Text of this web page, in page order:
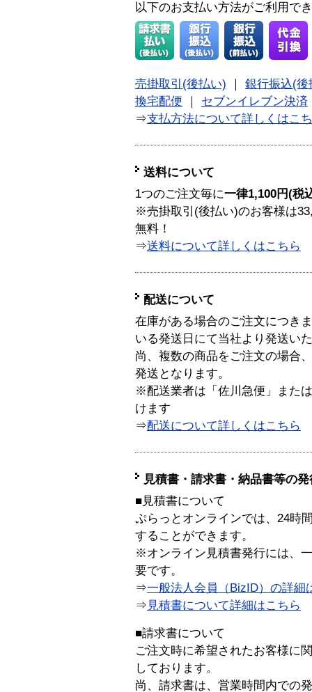
以下のお支払い方法がご利用で
売掛取引(後払い)
銀行振込(後
換宅配便
セブンイレブン決済
⇒支払方法について詳しくはこ
送料について
1つのご注文毎に一律1,100円(税
※売掛取引(後払い)のお客様は
無料！
⇒送料について詳しくはこちら
配送について
在庫がある場合のご注文につき
いる発送日にて当社より発送い
尚、複数の商品をご注文の場合
発送となります。
※配送業者は「佐川急便」また
けます
⇒配送について詳しくはこちら
見積書・請求書・納品書等の
■見積書について
ぷらっとオンラインでは、24時
することができます。
※オンライン見積書発行には、
要です。
⇒一般法人会員（BizID）の詳細
⇒ 見積書について詳細はこちら
■請求書について
ご注文時に希望されたお客様に
しております。
尚、請求書は、営業時間内での